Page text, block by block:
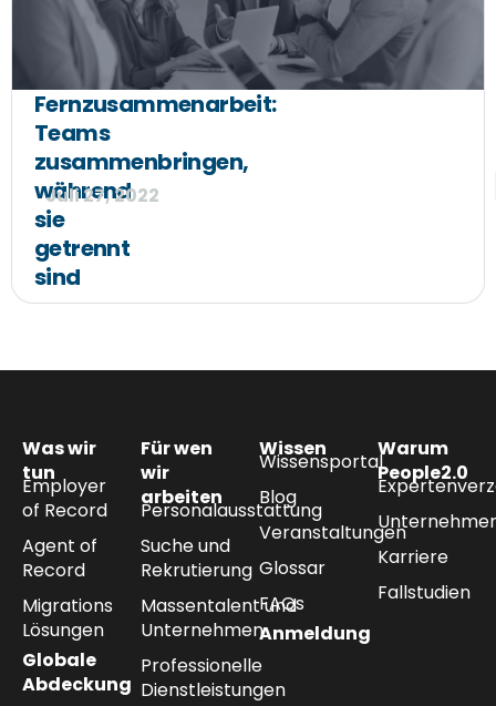
Fernzusammenarbeit:
Teams
zusammenbringen,
während
sie
getrennt
sind
Juli 27, 2022
Was wir
tun
Employer
of Record
Agent of
Record
Migrations
Lösungen
Globale
Abdeckung
Für wen
wir
arbeiten
Personalausstattung
Suche und
Rekrutierung
Massentalent und
Unternehmen
Professionelle
Dienstleistungen
Wissen
Wissensportal
Blog
Veranstaltungen
Glossar
FAQs
Anmeldung
Warum
People2.0
Karriere
Fallstudien